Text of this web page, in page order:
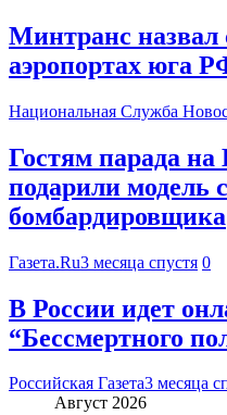
Минтранс назвал
аэропортах юга
Национальная Служба
Гостям парада
подарили модель
бомбардировщика
Газета.Ru3 месяца спустя 0
В России идет
“Бессмертного
Российская Газета3 месяца
Август 2026